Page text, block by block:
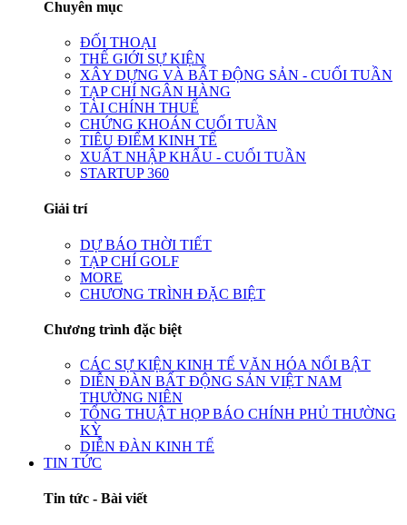
Chuyên mục
ĐỐI THOẠI
THẾ GIỚI SỰ KIỆN
XÂY DỰNG VÀ BẤT ĐỘNG SẢN - CUỐI TUẦN
TẠP CHÍ NGÂN HÀNG
TÀI CHÍNH THUẾ
CHỨNG KHOÁN CUỐI TUẦN
TIÊU ĐIỂM KINH TẾ
XUẤT NHẬP KHẨU - CUỐI TUẦN
STARTUP 360
Giải trí
DỰ BÁO THỜI TIẾT
TẠP CHÍ GOLF
MORE
CHƯƠNG TRÌNH ĐẶC BIỆT
Chương trình đặc biệt
CÁC SỰ KIỆN KINH TẾ VĂN HÓA NỔI BẬT
DIỄN ĐÀN BẤT ĐỘNG SẢN VIỆT NAM
THƯỜNG NIÊN
TỔNG THUẬT HỌP BÁO CHÍNH PHỦ THƯỜNG
KỲ
DIỄN ĐÀN KINH TẾ
TIN TỨC
Tin tức - Bài viết